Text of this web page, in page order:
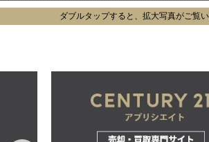
ダブルタップすると、拡大写真がご覧